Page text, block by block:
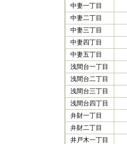
中妻一丁目
中妻二丁目
中妻三丁目
中妻四丁目
中妻五丁目
浅間台一丁目
浅間台二丁目
浅間台三丁目
浅間台四丁目
弁財一丁目
弁財二丁目
井戸木一丁目